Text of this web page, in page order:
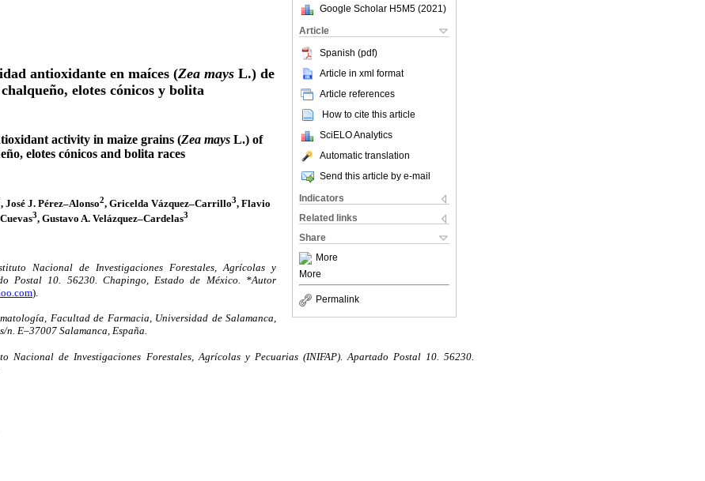
Google Scholar H5M5 (2021 )
Article
Spanish (pdf)
Article in xml format
Article references
How to cite this article
SciELO Analytics
Automatic translation
Send this article by e-mail
Indicators
Related links
Share
More
More
Permalink
antioxidante en maíces (Zea mays L.) de
elotes cónicos y bolita
activity in maize grains (Zea mays L.) of
elotes cónicos and bolita races
, José J. Pérez–Alonso2, Gricelda Vázquez–Carrillo3, Flavio
3, Gustavo A. Velázquez–Cardelas3
Nacional de Investigaciones Forestales, Agrícolas y
Postal 10. 56230. Chapingo, Estado de México. *Autor
).
Facultad de Farmacia, Universidad de Salamanca,
n. E–37007 Salamanca, España.
Nacional de Investigaciones Forestales, Agrícolas y Pecuarias (INIFAP). Apartado Postal 10. 56230.